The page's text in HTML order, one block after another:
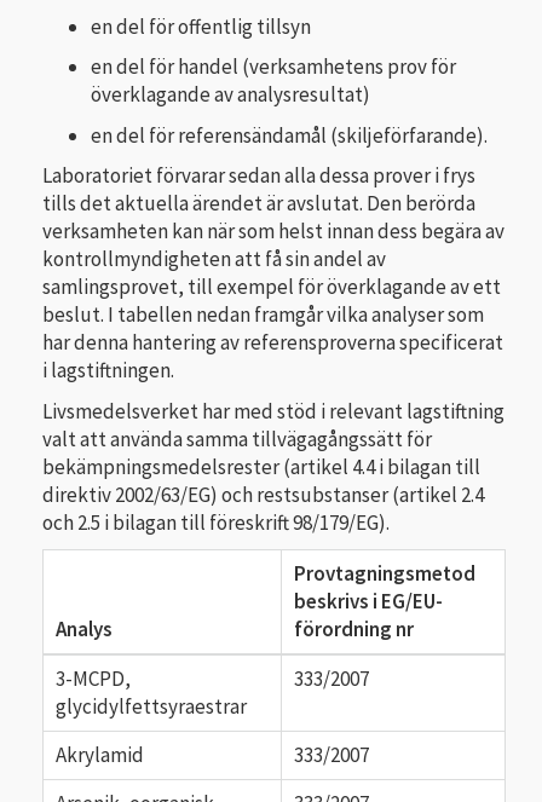
en del för offentlig tillsyn
en del för handel (verksamhetens prov för
överklagande av analysresultat)
en del för referensändamål (skiljeförfarande).
Laboratoriet förvarar sedan alla dessa prover i frys
tills det aktuella ärendet är avslutat. Den berörda
verksamheten kan när som helst innan dess begära av
kontrollmyndigheten att få sin andel av
samlingsprovet, till exempel för överklagande av ett
beslut. I tabellen nedan framgår vilka analyser som
har denna hantering av referensproverna specificerat
i lagstiftningen.
Livsmedelsverket har med stöd i relevant lagstiftning
valt att använda samma tillvägagångssätt för
bekämpningsmedelsrester (artikel 4.4 i bilagan till
direktiv 2002/63/EG) och restsubstanser (artikel 2.4
och 2.5 i bilagan till föreskrift 98/179/EG).
Analys
Provtagningsmetod
beskrivs i EG/EU-
förordning nr
3-MCPD,
glycidylfettsyraestrar
333/2007
Akrylamid
333/2007